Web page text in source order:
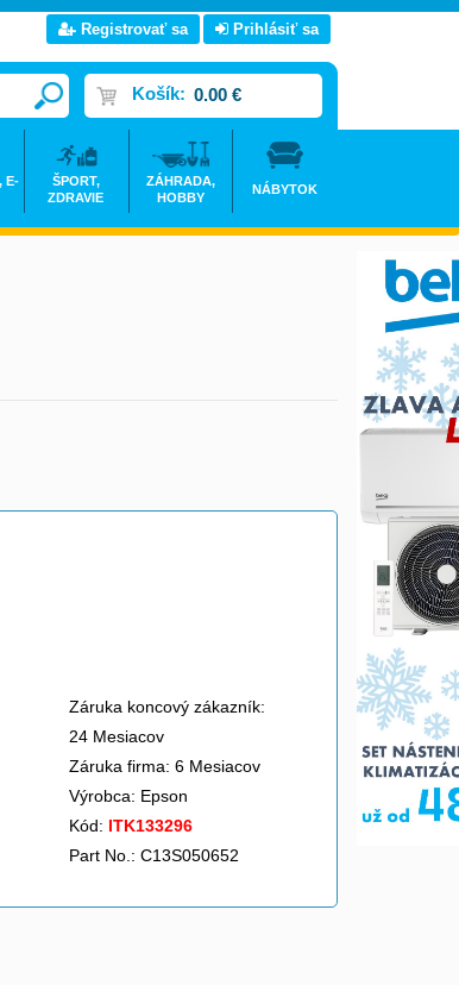
Záruka koncový zákazník:
24 Mesiacov
Záruka firma: 6 Mesiacov
Výrobca: Epson
Kód: ITK133296
Part No.: C13S050652
Registrovať sa Prihlásiť sa
Košík: 0.00 €
E-
ŠPORT,
ZDRAVIE
ZÁHRADA,
HOBBY
NÁBYTOK